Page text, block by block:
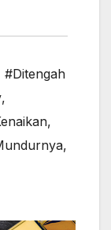
#Ditengah
,
,
,